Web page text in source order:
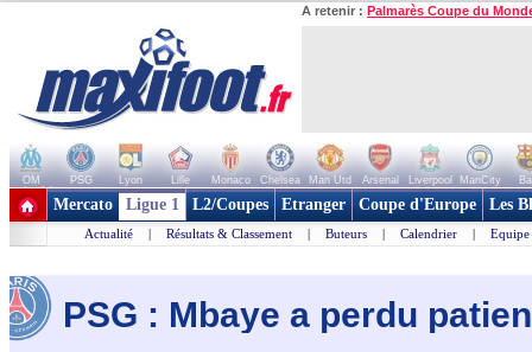
A retenir : Palmarès Coupe du
OM PSG Lyon Lille Monaco Chelsea Man Utd Arsenal Liverpool ManCity
+ de clubs
Mercato Ligue 1 L2/Coupes Etranger Coupe d'Europe Les
Actualité | Résultats & Classement | Buteurs | Calendrier | Equipe
PSG : Mbaye a perdu